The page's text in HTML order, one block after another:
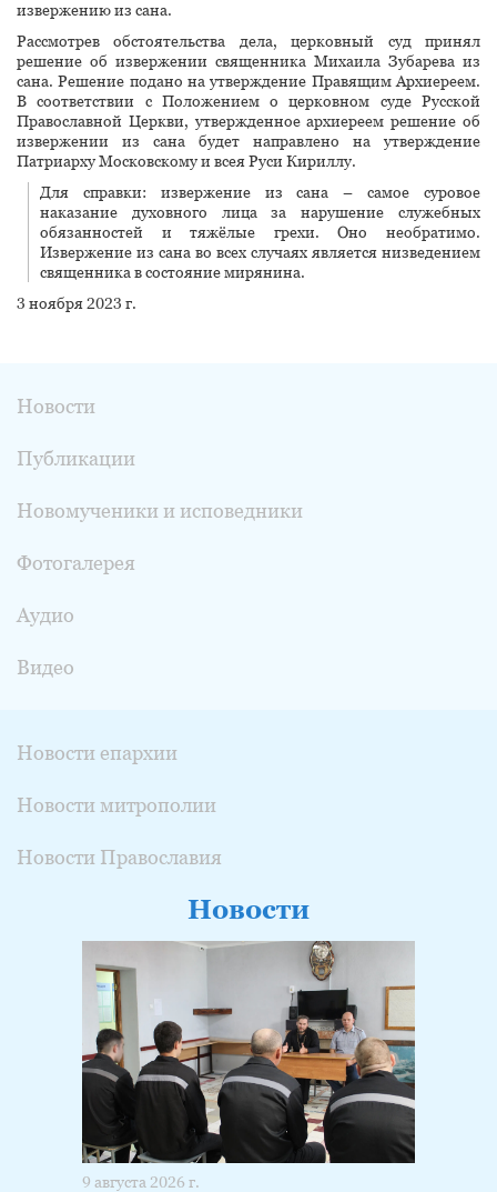
извержению из сана.
Рассмотрев обстоятельства дела, церковный суд принял
решение об извержении священника Михаила Зубарева из
сана. Решение подано на утверждение Правящим Архиереем.
В соответствии с Положением о церковном суде Русской
Православной Церкви, утвержденное архиереем решение об
извержении из сана будет направлено на утверждение
Патриарху Московскому и всея Руси Кириллу.
Для справки: извержение из сана – самое суровое
наказание духовного лица за нарушение служебных
обязанностей и тяжёлые грехи. Оно необратимо.
Извержение из сана во всех случаях является низведением
священника в состояние мирянина.
3 ноября 2023 г.
Новости
Публикации
Новомученики и исповедники
Фотогалерея
Аудио
Видео
Новости епархии
Новости митрополии
Новости Православия
Новости
9 августа 2026 г.